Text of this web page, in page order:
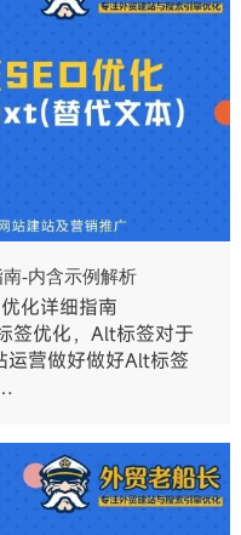
-内含示例解析
化详细指南
签优化，Alt标签对于
运营做好做好Alt标签